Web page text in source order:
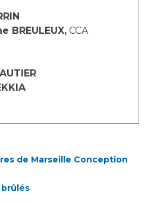
BREULEUX, CCA
de Marseille Conception